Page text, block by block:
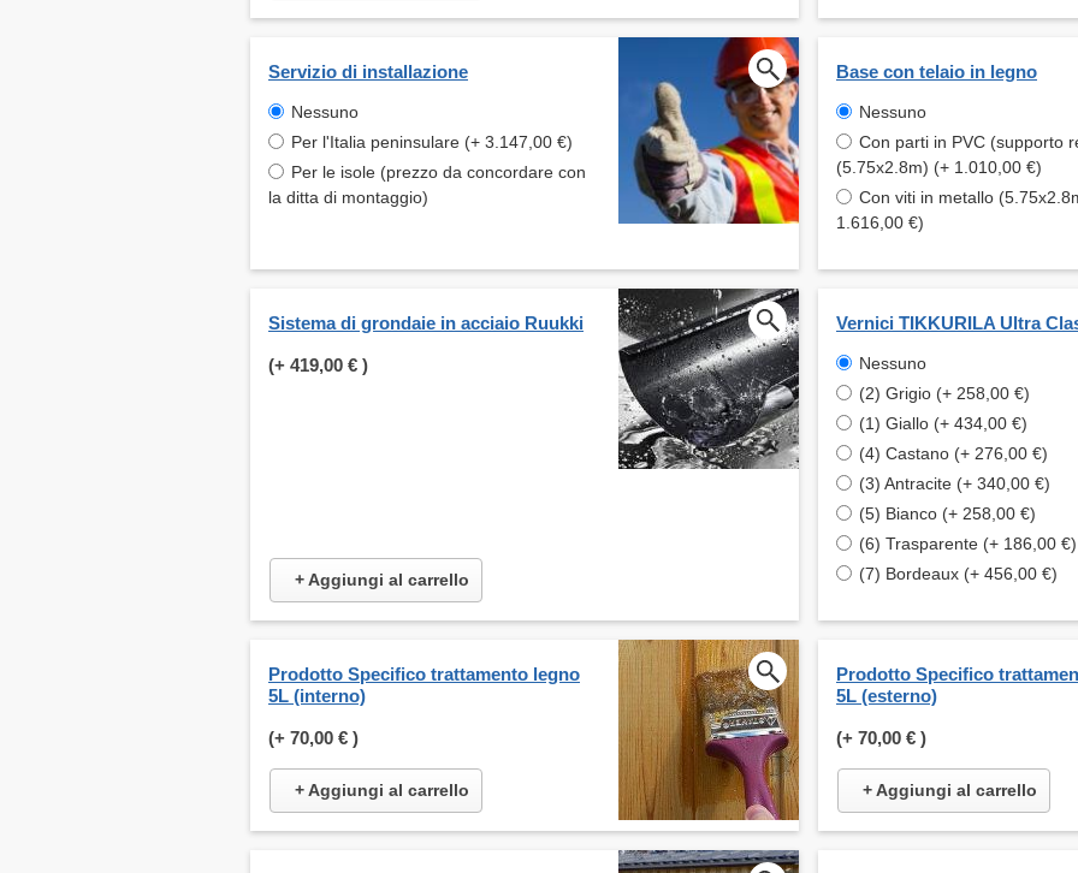
Servizio di installazione
Nessuno
Per l'Italia peninsulare (+ 3.147,00 €)
Per le isole (prezzo da concordare con
la ditta di montaggio)
Base con telaio in legno
Nessuno
Con parti in PVC (supporto
(5.75x2.8m) (+ 1.010,00 €)
Con viti in metallo
1.616,00 €)
Sistema di grondaie in acciaio Ruukki
(+ 419,00 € )
+ Aggiungi al carrello
Vernici TIKKURILA Ultra
Nessuno
(2) Grigio (+ 258,00 €)
(1) Giallo (+ 434,00 €)
(4) Castano (+ 276,00 €)
(3) Antracite (+ 340,00 €)
(5) Bianco (+ 258,00 €)
(6) Trasparente (+ 186,00 €)
(7) Bordeaux (+ 456,00 €)
Prodotto Specifico trattamento legno
5L (interno)
(+ 70,00 € )
+ Aggiungi al carrello
Prodotto Specifico
5L (esterno)
(+ 70,00 € )
+ Aggiungi al carrello